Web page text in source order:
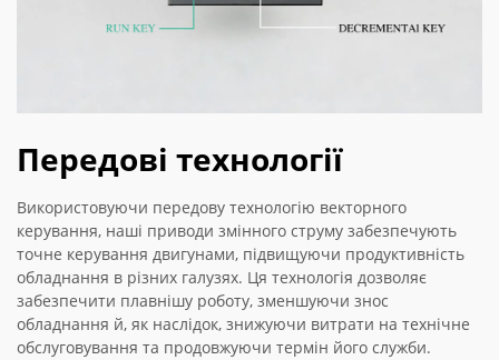
Передові технології
Використовуючи передову технологію векторного
керування, наші приводи змінного струму забезпечують
точне керування двигунами, підвищуючи продуктивність
обладнання в різних галузях. Ця технологія дозволяє
забезпечити плавнішу роботу, зменшуючи знос
обладнання й, як наслідок, знижуючи витрати на технічне
обслуговування та продовжуючи термін його служби.